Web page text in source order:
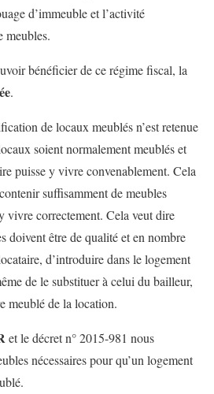
d’immeuble et l’activité
meubles.
bénéficier de ce régime fiscal, la
.
de locaux meublés n’est retenue
soient normalement meublés et
puisse y vivre convenablement. Cela
suffisamment de meubles
vivre correctement. Cela veut dire
doivent être de qualité et en nombre
d’introduire dans le logement
de le substituer à celui du bailleur,
meublé de la location.
et le décret n° 2015-981 nous
nécessaires pour qu’un logement